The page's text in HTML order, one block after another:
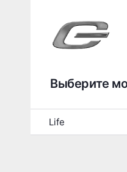
Выберите
Life